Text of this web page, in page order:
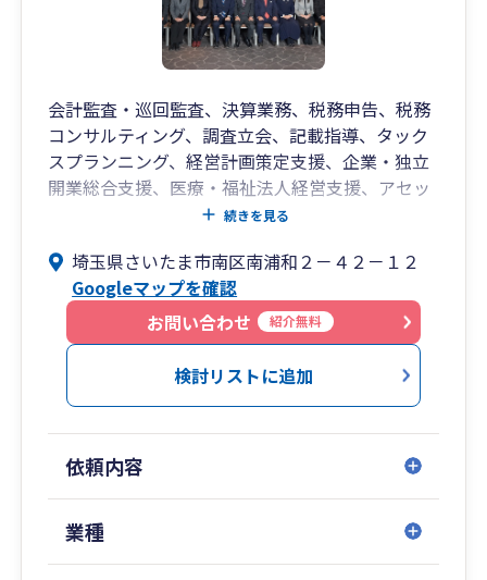
会計監査・巡回監査、決算業務、税務申告、税務
コンサルティング、調査立会、記載指導、タック
スプランニング、経営計画策定支援、企業・独立
開業総合支援、医療・福祉法人経営支援、アセッ
トマネジメント支援、リスクマネジメント支援、
経営財務コンサルタント、IT化支援、業務フロ
ー、ISO認証取得支援、CSRコンサルティング、給
与計算代行、社会・労働保険手続き、就業規則・
規定の整備、労務顧問など、お客様のご要望にお
答えする体制を整えております。
続きを見る
埼玉県さいたま市南区南浦和２－４２－１２
Googleマップを確認
お問い合わせ
紹介無料
検討リストに追加
依頼内容
業種